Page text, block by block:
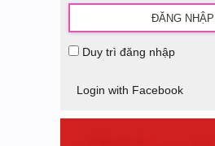
Duy trì đăng nhập
Login with Facebook